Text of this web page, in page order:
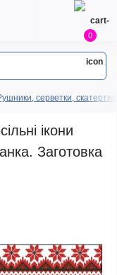
0
серветки,
ікони
Заготовка